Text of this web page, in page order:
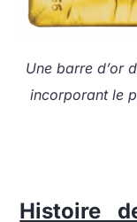
Une barre d’or
incorporant le
Histoire